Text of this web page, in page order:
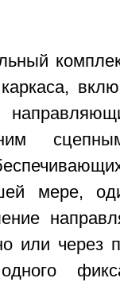
мере,
или через